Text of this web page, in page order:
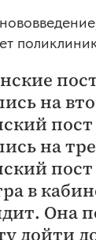
на
пост
на
пост
в
Она
дойти